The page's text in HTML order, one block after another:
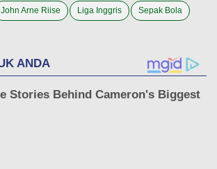
John Arne Riise Liga Inggris Sepak Bola